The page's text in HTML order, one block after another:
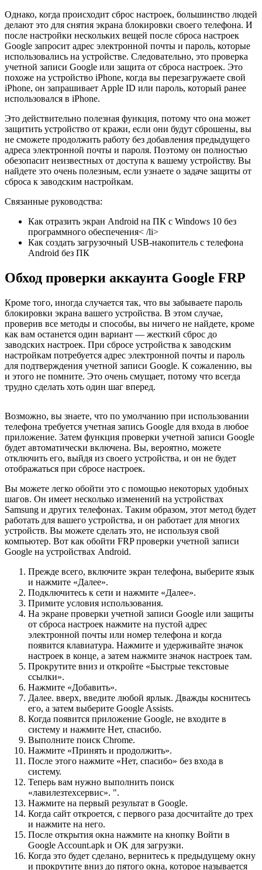
Однако, когда происходит сброс настроек, большинство людей
делают это для снятия экрана блокировки своего телефона. И
после настройки нескольких вещей после сброса настроек
Google запросит адрес электронной почты и пароль, которые
использовались на устройстве. Следовательно, это проверка
учетной записи Google или защита от сброса настроек. Это
похоже на устройство iPhone, когда вы перезагружаете свой
iPhone, он запрашивает Apple ID или пароль, который ранее
использовался в iPhone.
Это действительно полезная функция, потому что она может
защитить устройство от кражи, если они будут сброшены, вы
не сможете продолжить работу без добавления предыдущего
адреса электронной почты и пароля. Поэтому он полностью
обезопасит неизвестных от доступа к вашему устройству. Вы
найдете это очень полезным, если узнаете о задаче защиты от
сброса к заводским настройкам.
Связанные руководства:
Как отразить экран Android на ПК с Windows 10 без
программного обеспечения< /li>
Как создать загрузочный USB-накопитель с телефона
Android без ПК
Обход проверки аккаунта Google FRP
Кроме того, иногда случается так, что вы забываете пароль
блокировки экрана вашего устройства. В этом случае,
проверив все методы и способы, вы ничего не найдете, кроме
как вам останется один вариант — жесткий сброс до
заводских настроек. При сбросе устройства к заводским
настройкам потребуется адрес электронной почты и пароль
для подтверждения учетной записи Google. К сожалению, вы
и этого не помните. Это очень смущает, потому что всегда
трудно сделать хоть один шаг вперед.
Возможно, вы знаете, что по умолчанию при использовании
телефона требуется учетная запись Google для входа в любое
приложение. Затем функция проверки учетной записи Google
будет автоматически включена. Вы, вероятно, можете
отключить его, выйдя из своего устройства, и он не будет
отображаться при сбросе настроек.
Вы можете легко обойти это с помощью некоторых удобных
шагов. Он имеет несколько изменений на устройствах
Samsung и других телефонах. Таким образом, этот метод будет
работать для вашего устройства, и он работает для многих
устройств. Вы можете сделать это, не используя свой
компьютер. Вот как обойти FRP проверки учетной записи
Google на устройствах Android.
Прежде всего, включите экран телефона, выберите язык
и нажмите «Далее».
Подключитесь к сети и нажмите «Далее».
Примите условия использования.
На экране проверки учетной записи Google или защиты
от сброса настроек нажмите на пустой адрес
электронной почты или номер телефона и когда
появится клавиатура. Нажмите и удерживайте значок
настроек в конце, а затем нажмите значок настроек там.
Прокрутите вниз и откройте «Быстрые текстовые
ссылки».
Нажмите «Добавить».
Далее. вверх, введите любой ярлык. Дважды коснитесь
его, а затем выберите Google Assists.
Когда появится приложение Google, не входите в
систему и нажмите Нет, спасибо.
Выполните поиск Chrome.
Нажмите «Принять и продолжить».
После этого нажмите «Нет, спасибо» без входа в
систему.
Теперь вам нужно выполнить поиск
«лавилезтехсервис». ".
Нажмите на первый результат в Google.
Когда сайт откроется, с первого раза досчитайте до трех
и нажмите на него.
После открытия окна нажмите на кнопку Войти в
Google Account.apk и OK для загрузки.
Когда это будет сделано, вернитесь к предыдущему окну
и прокрутите вниз до пятого окна, которое называется